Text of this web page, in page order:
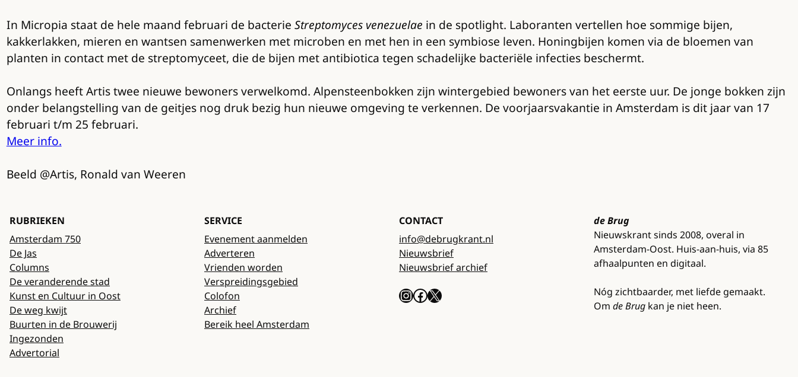
In Micropia staat de hele maand februari de bacterie Streptomyces venezuelae in de spotlight. Laboranten vertellen hoe sommige bijen,
kakkerlakken, mieren en wantsen samenwerken met microben en met hen in een symbiose leven. Honingbijen komen via de bloemen van
planten in contact met de streptomyceet, die de bijen met antibiotica tegen schadelijke bacteriële infecties beschermt.
Onlangs heeft Artis twee nieuwe bewoners verwelkomd. Alpensteenbokken zijn wintergebied bewoners van het eerste uur. De jonge bokken zijn
onder belangstelling van de geitjes nog druk bezig hun nieuwe omgeving te verkennen. De voorjaarsvakantie in Amsterdam is dit jaar van 17
februari t/m 25 februari.
Meer info.
Beeld @Artis, Ronald van Weeren
RUBRIEKEN
Amsterdam 750
De Jas
Columns
De veranderende stad
Kunst en Cultuur in Oost
De weg kwijt
Buurten in de Brouwerij
Ingezonden
Advertorial
SERVICE
Evenement aanmelden
Adverteren
Vrienden worden
Verspreidingsgebied
Colofon
Archief
Bereik heel Amsterdam
CONTACT
info@debrugkrant.nl
Nieuwsbrief
Nieuwsbrief archief
InstagramFacebook X
de Brug
Nieuwskrant sinds 2008, overal in
Amsterdam-Oost. Huis-aan-huis, via 85
afhaalpunten en digitaal.
Nóg zichtbaarder, met liefde gemaakt.
Om de Brug kan je niet heen.